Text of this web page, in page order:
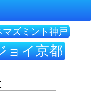
マズミント神戸
ョイ京都